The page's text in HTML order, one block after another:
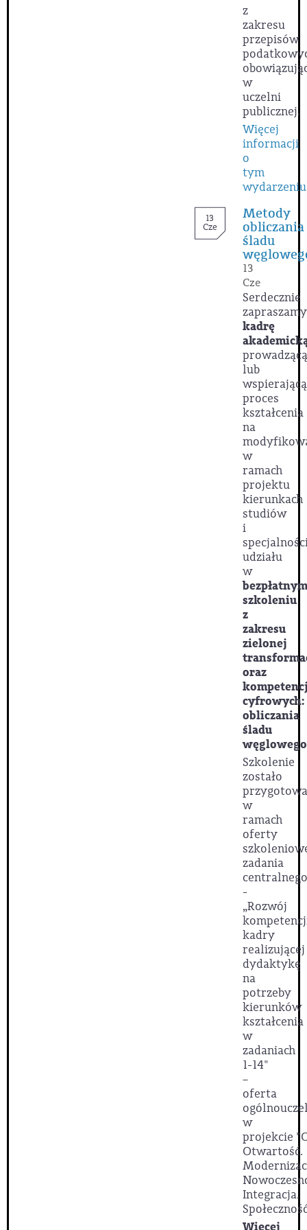
z
zakresu
przepisów
w
uczelni
publicznej.
Więcej
informacji
o
tym
wydarzeniu
13
Cze
Metody
obliczania
śladu
13
Cze
Serdecznie
zapraszamy
kadrę
prowadzącą
lub
wspierającą
proces
kształcenia
na
w
ramach
projektu
kierunkach
studiów
i
udziału
w
bezpłatnym
szkoleniu
z
zakresu
zielonej
oraz
obliczania
śladu
Szkolenie
zostało
w
ramach
oferty
zadania
-
„Rozwój
kadry
realizującej
dydaktykę
na
potrzeby
kierunków
kształcenia
w
zadaniach
1-14"
–
oferta
w
projekcie
Otwartość.
Integracja.